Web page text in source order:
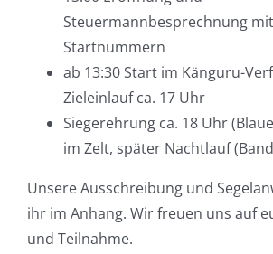
Steuermannbesprechnung
Startnummern
ab 13:30 Start im Känguru-
Zieleinlauf ca. 17 Uhr
Siegerehrung ca. 18 Uhr
im Zelt, später Nachtlauf
Unsere Ausschreibung und
ihr im Anhang. Wir freuen uns auf
und Teilnahme.